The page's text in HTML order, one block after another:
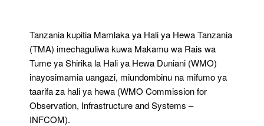
Tume
Ya
Shirika
La
Hali
Hewa
Duniani
Tanzania kupitia Mamlaka ya Hali ya Hewa Tanzania
(TMA) imechaguliwa kuwa Makamu wa Rais wa
Tume ya Shirika la Hali ya Hewa Duniani (WMO)
inayosimamia uangazi, miundombinu na mifumo ya
taarifa za hali ya hewa (WMO Commission for
Observation, Infrastructure and Systems –
INFCOM).